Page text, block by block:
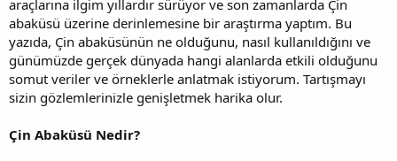
n
h
i
araçlarına ilgim yıllardır sürüyor ve son zamanlarda Çin
abaküsü üzerine derinlemesine bir araştırma yaptım. Bu
yazıda, Çin abaküsünün ne olduğunu, nasıl kullanıldığını ve
günümüzde gerçek dünyada hangi alanlarda etkili olduğunu
somut veriler ve örneklerle anlatmak istiyorum. Tartışmayı
sizin gözlemlerinizle genişletmek harika olur.
Çin Abaküsü Nedir?